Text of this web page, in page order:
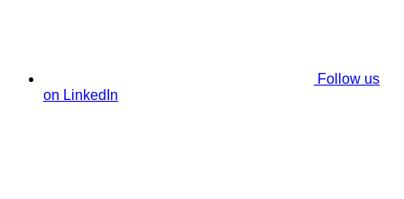
Follow us
on LinkedIn